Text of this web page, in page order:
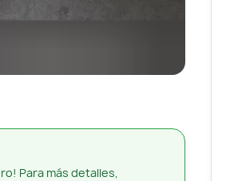
Para más detalles,